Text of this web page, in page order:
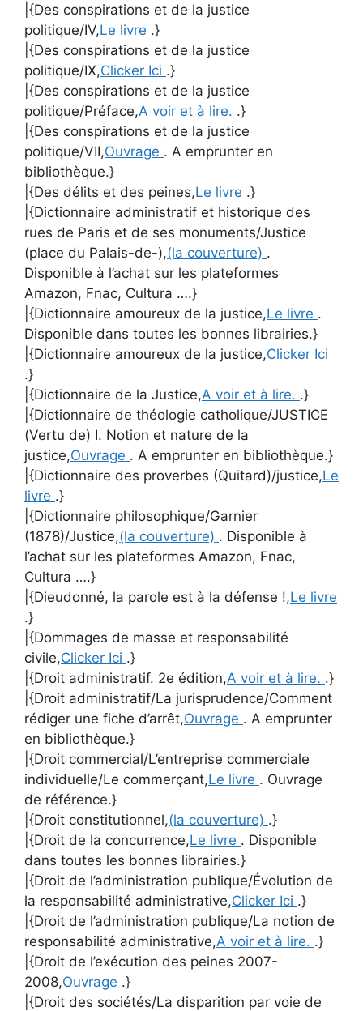
|{Des conspirations et de la justice
politique/IV,Le livre .}
|{Des conspirations et de la justice
politique/IX,Clicker Ici .}
|{Des conspirations et de la justice
politique/Préface,A voir et à lire. .}
|{Des conspirations et de la justice
politique/VII,Ouvrage . A emprunter en
bibliothèque.}
|{Des délits et des peines,Le livre .}
|{Dictionnaire administratif et historique des
rues de Paris et de ses monuments/Justice
(place du Palais-de-),(la couverture) .
Disponible à l’achat sur les plateformes
Amazon, Fnac, Cultura ….}
|{Dictionnaire amoureux de la justice,Le livre .
Disponible dans toutes les bonnes librairies.}
|{Dictionnaire amoureux de la justice,Clicker Ici
.}
|{Dictionnaire de la Justice,A voir et à lire. .}
|{Dictionnaire de théologie catholique/JUSTICE
(Vertu de) I. Notion et nature de la
justice,Ouvrage . A emprunter en bibliothèque.}
|{Dictionnaire des proverbes (Quitard)/justice,Le
livre .}
|{Dictionnaire philosophique/Garnier
(1878)/Justice,(la couverture) . Disponible à
l’achat sur les plateformes Amazon, Fnac,
Cultura ….}
|{Dieudonné, la parole est à la défense !,Le livre
.}
|{Dommages de masse et responsabilité
civile,Clicker Ici .}
|{Droit administratif. 2e édition,A voir et à lire. .}
|{Droit administratif/La jurisprudence/Comment
rédiger une fiche d’arrêt,Ouvrage . A emprunter
en bibliothèque.}
|{Droit commercial/L’entreprise commerciale
individuelle/Le commerçant,Le livre . Ouvrage
de référence.}
|{Droit constitutionnel,(la couverture) .}
|{Droit de la concurrence,Le livre . Disponible
dans toutes les bonnes librairies.}
|{Droit de l’administration publique/Évolution de
la responsabilité administrative,Clicker Ici .}
|{Droit de l’administration publique/La notion de
responsabilité administrative,A voir et à lire. .}
|{Droit de l’exécution des peines 2007-
2008,Ouvrage .}
|{Droit des sociétés/La disparition par voie de